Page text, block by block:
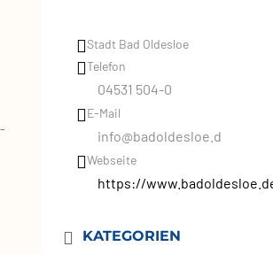
Stadt Bad Oldesloe
Telefon
04531 504-0
E-Mail
info@badoldesloe.d
Webseite
https://
KATEGORIEN